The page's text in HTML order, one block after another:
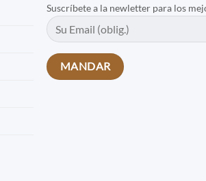
Suscríbete a la newletter para los